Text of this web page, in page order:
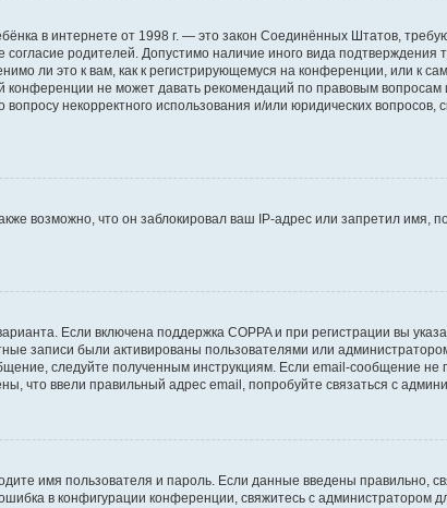
в интернете от 1998 г. — это закон Соединённых Штатов,
родителей. Допустимо наличие иного вида подтверждения
ли это к вам, как к регистрирующемуся на конференции, или к
не может давать рекомендаций по правовым вопросам
некорректного использования и/или юридических вопросов,
возможно, что он заблокировал ваш IP-адрес или запретил имя,
Если включена поддержка COPPA и при регистрации вы
записи были активированы пользователями или
следуйте полученным инструкциям. Если email-сообщение не
что ввели правильный адрес email, попробуйте связаться с
имя пользователя и пароль. Если данные введены правильно,
в конфигурации конференции, свяжитесь с администратором